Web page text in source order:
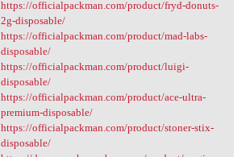
https://officialpackman.com/product/fryd-donuts-
2g-disposable/
https://officialpackman.com/product/mad-labs-
disposable/
https://officialpackman.com/product/luigi-
disposable/
https://officialpackman.com/product/ace-ultra-
premium-disposable/
https://officialpackman.com/product/stoner-stix-
disposable/